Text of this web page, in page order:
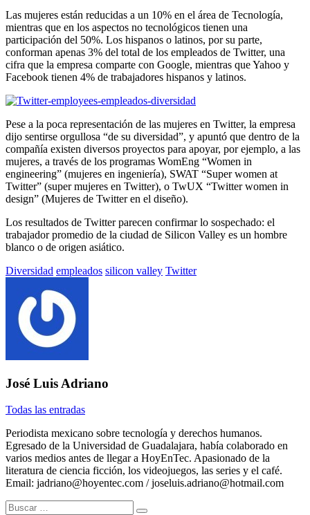
Las mujeres están reducidas a un 10% en el área de Tecnología,
mientras que en los aspectos no tecnológicos tienen una
participación del 50%. Los hispanos o latinos, por su parte,
conforman apenas 3% del total de los empleados de Twitter, una
cifra que la empresa comparte con Google, mientras que Yahoo y
Facebook tienen 4% de trabajadores hispanos y latinos.
Pese a la poca representación de las mujeres en Twitter, la empresa
dijo sentirse orgullosa “de su diversidad”, y apuntó que dentro de la
compañía existen diversos proyectos para apoyar, por ejemplo, a las
mujeres, a través de los programas WomEng “Women in
engineering” (mujeres en ingeniería), SWAT “Super women at
Twitter” (super mujeres en Twitter), o TwUX “Twitter women in
design” (Mujeres de Twitter en el diseño).
Los resultados de Twitter parecen confirmar lo sospechado: el
trabajador promedio de la ciudad de Silicon Valley es un hombre
blanco o de origen asiático.
Etiquetado
Diversidad empleados silicon valley Twitter
José Luis Adriano
Todas las entradas
Periodista mexicano sobre tecnología y derechos humanos.
Egresado de la Universidad de Guadalajara, había colaborado en
varios medios antes de llegar a HoyEnTec. Apasionado de la
literatura de ciencia ficción, los videojuegos, las series y el café.
Email: jadriano@hoyentec.com / joseluis.adriano@hotmail.com
Buscar: